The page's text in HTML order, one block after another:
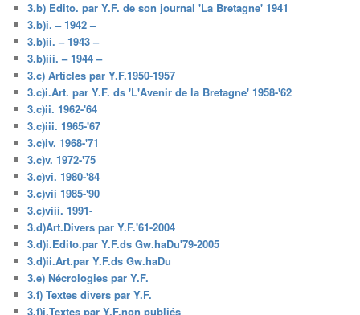
3.b) Edito. par Y.F. de son journal 'La Bretagne' 1941
3.b)i. – 1942 –
3.b)ii. – 1943 –
3.b)iii. – 1944 –
3.c) Articles par Y.F.1950-1957
3.c)i.Art. par Y.F. ds 'L'Avenir de la Bretagne' 1958-'62
3.c)ii. 1962-'64
3.c)iii. 1965-'67
3.c)iv. 1968-'71
3.c)v. 1972-'75
3.c)vi. 1980-'84
3.c)vii 1985-'90
3.c)viii. 1991-
3.d)Art.Divers par Y.F.'61-2004
3.d)i.Edito.par Y.F.ds Gw.haDu'79-2005
3.d)ii.Art.par Y.F.ds Gw.haDu
3.e) Nécrologies par Y.F.
3.f) Textes divers par Y.F.
3.f)i.Textes par Y.F.non publiés